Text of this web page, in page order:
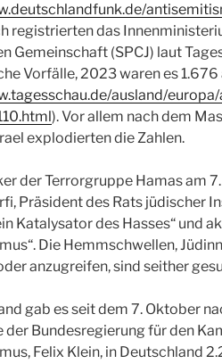
registrierten das
Gemeinschaft (SPCJ) laut
Vorfälle, 2023 waren es
ausland/
). Vor allem nach dem
explodierten die Zahlen.
der Terrorgruppe Hamas am
Präsident des Rats jüdischer
Katalysator des Hasses“ und
Die Hemmschwellen,
anzugreifen, sind seither
gab es seit dem 7. Oktober
der Bundesregierung für den
Felix Klein, in Deutschland